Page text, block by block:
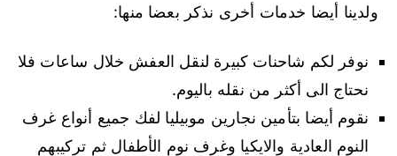
ولدينا أيضا خدمات أخرى نذكر بعضا منها:
نوفر لكم شاحنات كبيرة لنقل العفش خلال ساعات فلا
نحتاج الى أكثر من نقله باليوم.
نقوم أيضا بتأمين نجارين موبيليا لفك جميع أنواع غرف
النوم العادية والايكيا وغرف نوم الأطفال ثم تركيبهم